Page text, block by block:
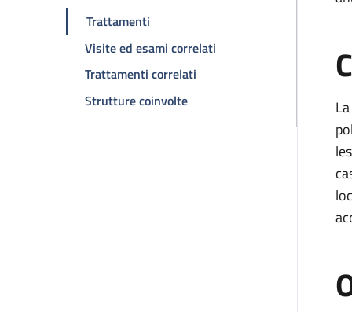
Trattamenti
Visite ed esami correlati
Trattamenti correlati della pagina Fibroma
Strutture coinvoltedella pagina Fibroma